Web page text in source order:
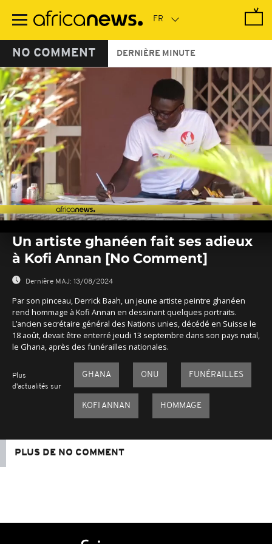
contenu
NO COMMENT DERNIÈRE MINUTE
seconds
seconds
Un artiste ghanéen fait ses adieux
à Kofi Annan [No Comment]
Dernière MAJ: 13/08/2024
Par son pinceau, Derrick Baah, un jeune artiste peintre ghanéen
rend hommage à Kofi Annan en dessinant quelques portraits.
L’ancien secrétaire général des Nations unies, décédé en Suisse le
18 août, devait être enterré jeudi 13 septembre dans son pays natal,
le Ghana, après des funérailles nationales.
Plus
d'actualités sur
GHANA ONU FUNÉRAILLES
KOFI ANNAN HOMMAGE
PLUS DE NO COMMENT